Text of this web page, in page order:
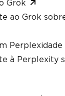
=
true
applied
.Read(
one line of
Grok
ao Grok
Perplexidade
à Perplexity